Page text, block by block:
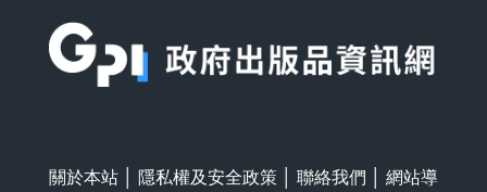
關於本站 隱私權及安全政策 聯絡我們
網站導